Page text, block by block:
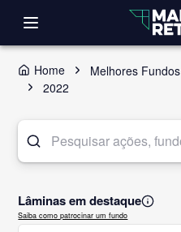
Home Melhores Fundos
2022
Lâminas em destaque
Saiba como patrocinar um fundo